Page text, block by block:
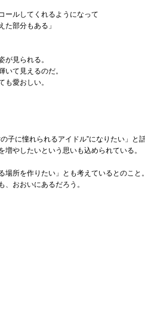
ールしてくれるようになって
部分もある」
見られる。
て見えるのだ。
愛おしい。
子に憧れられるアイドル”になりたい」と話
やしたいという思いも込められている。
所を作りたい」とも考えているとのこと。
おおいにあるだろう。